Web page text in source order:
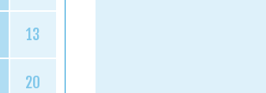
13
20